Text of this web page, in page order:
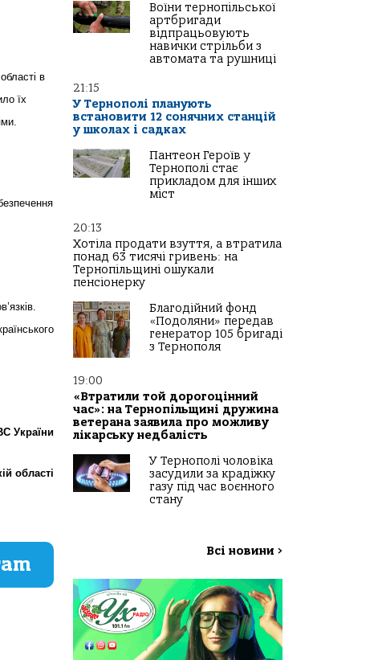
в
їх
України
області
Воїни тернопільської
артбригади
відпрацьовують
навички стрільби з
автомата та рушниці
21:15
У Тернополі планують
встановити 12 сонячних станцій
у школах і садках
Пантеон Героїв у
Тернополі стає
прикладом для інших
міст
20:13
Хотіла продати взуття, а втратила
понад 63 тисячі гривень: на
Тернопільщині ошукали
пенсіонерку
Благодійний фонд
«Подоляни» передав
генератор 105 бригаді
з Тернополя
19:00
«Втратили той дорогоцінний
час»: на Тернопільщині дружина
ветерана заявила про можливу
лікарську недбалість
У Тернополі чоловіка
засудили за крадіжку
газу під час воєнного
стану
Всі новини >